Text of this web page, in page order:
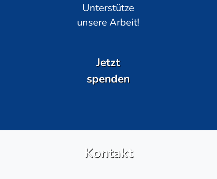
Unterstütze
unsere Arbeit!
Jetzt
spenden
Kontakt